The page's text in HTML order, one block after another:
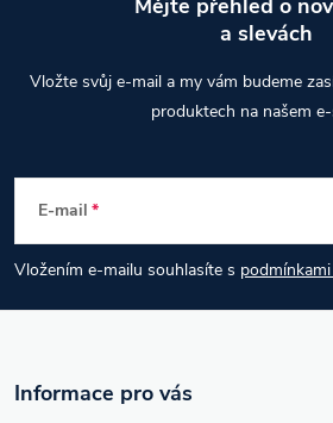
p
a
t
Mějte přehled o
a slevách
Vložte svůj e-mail a my vám budeme
produktech na našem
E-mail
Vložením e-mailu souhlasíte s
Informace pro vás